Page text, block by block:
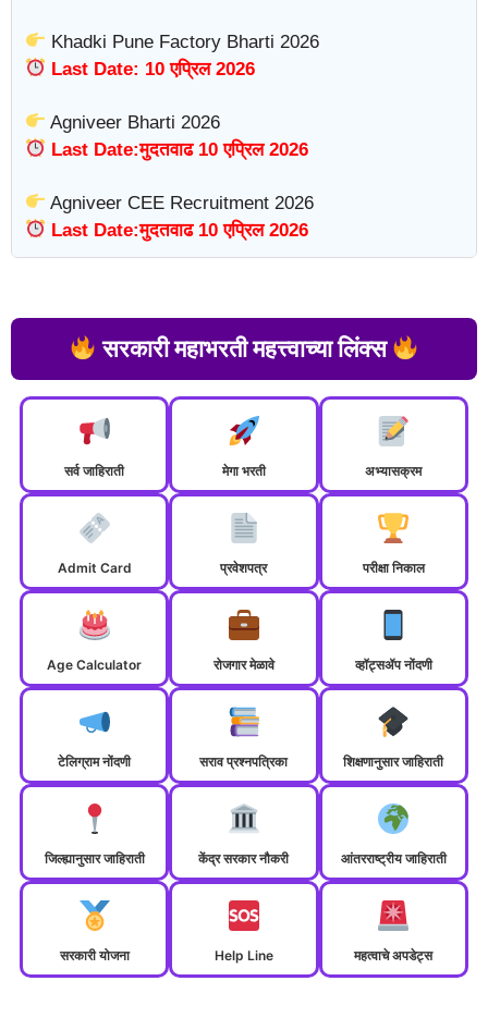
Khadki Pune Factory Bharti 2026
Last Date: 10 एप्रिल 2026
Agniveer Bharti 2026
Last Date:मुदतवाढ 10 एप्रिल 2026
Agniveer CEE Recruitment 2026
Last Date:मुदतवाढ 10 एप्रिल 2026
सरकारी महाभरती महत्त्वाच्या लिंक्स
सर्व जाहिराती मेगा भरती अभ्यासक्रम
Admit Card प्रवेशपत्र परीक्षा निकाल
Age Calculator रोजगार मेळावे व्हॉट्सॲप नोंदणी
टेलिग्राम नोंदणी सराव प्रश्नपत्रिका शिक्षणानुसार जाहिराती
जिल्ह्यानुसार जाहिराती केंद्र सरकार नौकरी आंतरराष्ट्रीय जाहिराती
सरकारी योजना Help Line महत्वाचे अपडेट्स